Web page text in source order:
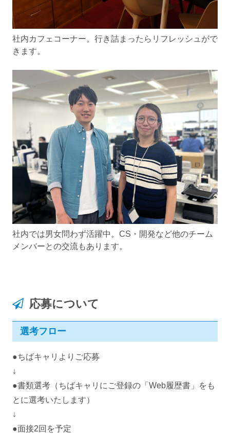
社内カフェコーナー。行き詰まったらリフレッシュがで
きます。
社内では男女問わず活躍中。CS・開発など他のチーム
メンバーとの交流もあります。
応募について
選考フロー
●ちばキャリよりご応募
↓
●書類選考（ちばキャリにご登録の「Web履歴書」をも
とに選考いたします）
↓
●面接2回を予定